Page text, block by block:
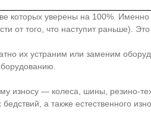
которых уверены на 100%.
от того, что наступит раньше).
их устраним или заменим
износу — колеса, шины, резино-
а также естественного